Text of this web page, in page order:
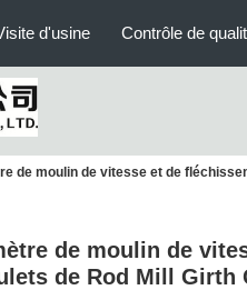
d'usine Contrôle de
de moulin de vitesse et de
de moulin de
de Rod Mill Girth